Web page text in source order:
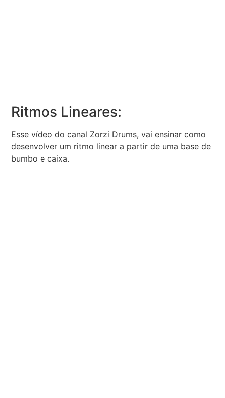
Ritmos Lineares:
Esse vídeo do canal Zorzi Drums, vai ensinar como
desenvolver um ritmo linear a partir de uma base de
bumbo e caixa.